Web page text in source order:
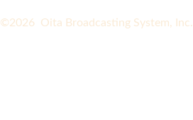
©2026 Oita Broadcasting System, Inc.